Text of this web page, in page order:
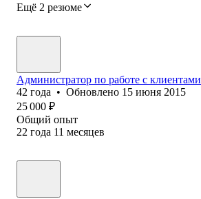
Ещё 2 резюме
Администратор по работе с клиентами
42 года • Обновлено 15 июня 2015
25 000 ₽
Общий опыт
22 года 11 месяцев